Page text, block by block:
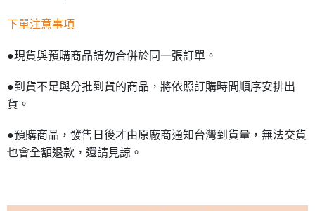
下單注意事項
●現貨與預購商品請勿合併於同一張訂單。
●到貨不足與分批到貨的商品，將依照訂購時間順序安排出
貨。
●預購商品，發售日後才由原廠商通知台灣到貨量，無法交貨
也會全額退款，還請見諒。